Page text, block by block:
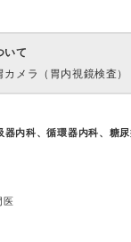
いて
カメラ（胃内視鏡検査）
器内科、循環器内科、糖
医